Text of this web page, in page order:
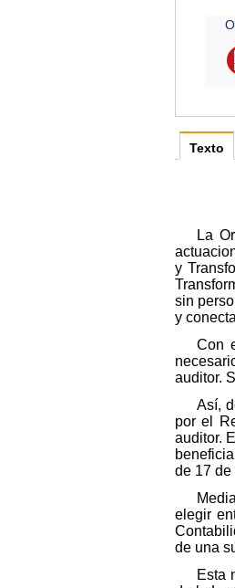
Texto
La
y
sin
y
Con
auditor.
Así,
por el
auditor.
de 17 de
elegir
de una
Esta